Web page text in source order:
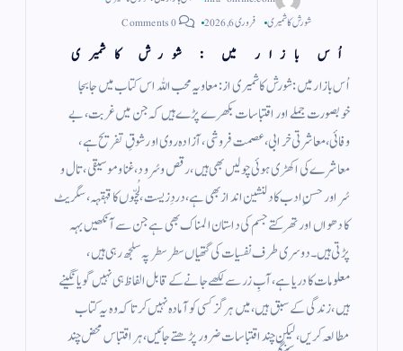
شورش کاشمیری
فروری 6, 2026
اُس بازار میں : شورش کاشمیری
اُس بازار میں : شورش کاشمیری از : معاویہ محب اللہ اس کتاب میں جابجا
خوبصورت جملے اور اقتباسات بکھرے پڑے ہیں کہ جن میں غربت، بے
وفائی، معاشرتی خرابی، عصمت فروشی، آزادہ روی اور شوقِ تفریح ہے،
معاشرے کی اکھڑی ہوئی چولیں بھی ہیں، رقص و سُرود، غنا و موسیقی، تال و
سُر اور حسنِ ادب کا دلنشین انداز بھی ہے، دردِ زیست، لُچّوں کا قہقہہ، سگریٹ
کا دھواں اور تھرکتے جسم کی داستان المناک بھی ہے جن سے آنکھیں بہہ
پڑتی ہیں۔دوسری طرف نفسیات کی گتھیاں سطر سطر پہ سلجھ رہی ہیں،
معلومات کا دریا ہے، آبِ زر سے لکھے جانے کے قابل الفاظ ہی نہیں گویا نگینے
ہیں، زندگی کے سبق ہیں، میں ہرگز کسی کو آمادہ نہیں کرتا کہ وہ یہ کتاب
مطالعہ کریں، لیکن چند اقتباسات ضرور پڑھتے جائیں، ہر اقتباس محض چند